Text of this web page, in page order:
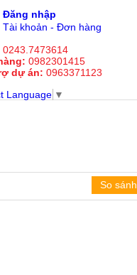
Đăng nhập
Tài khoản - Đơn hàng
0243.7473614
0982301415
dự án: 0963371123
Language ▼
So sánh